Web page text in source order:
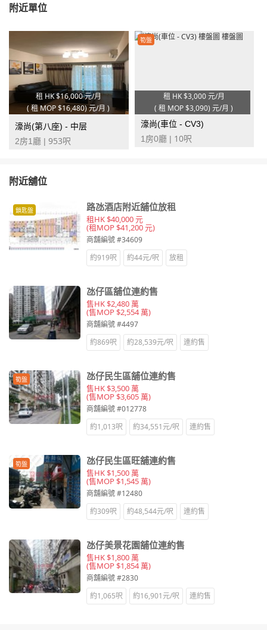
附近單位
租 HK$16,000 元/月
(租 MOP$16,480) 元/月 )
濠尚(第八座) - 中层
2房1廳 | 953呎
筍盤
租 HK$3,000 元/月
(租 MOP $3,090) 元/月 )
濠尚(車位 - CV3)
1房0廳 | 10呎
附近舖位
鎖匙盤 路氹酒店附近舖位放租
租HK $40,000 元
(租MOP $41,200 元)
商舖編號 #34609
約919呎
約44元/呎 放租
氹仔區舖位連約售
售HK $2,480 萬
(售MOP $2,554 萬)
商舖編號 #4497
約869呎
約28,539元/呎 連約售
筍盤 氹仔民生區舖位連約售
售HK $3,500 萬
(售MOP $3,605 萬)
商舖編號 #012778
約1,013呎
約34,551元/呎 連約售
筍盤 氹仔民生區旺舖連約售
售HK $1,500 萬
(售MOP $1,545 萬)
商舖編號 #12480
約309呎
約48,544元/呎 連約售
氹仔美景花園舖位連約售
售HK $1,800 萬
(售MOP $1,854 萬)
商舖編號 #2830
約1,065呎
約16,901元/呎 連約售